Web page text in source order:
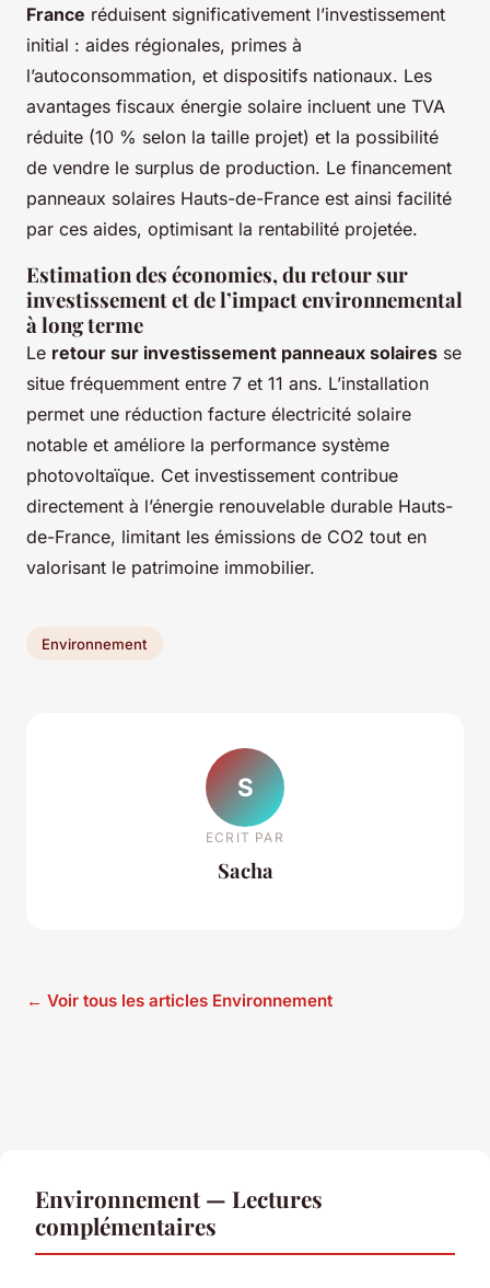
France réduisent significativement l’investissement
initial : aides régionales, primes à
l’autoconsommation, et dispositifs nationaux. Les
avantages fiscaux énergie solaire incluent une TVA
réduite (10 % selon la taille projet) et la possibilité
de vendre le surplus de production. Le financement
panneaux solaires Hauts-de-France est ainsi facilité
par ces aides, optimisant la rentabilité projetée.
Estimation des économies, du retour sur
investissement et de l’impact environnemental
à long terme
Le retour sur investissement panneaux solaires se
situe fréquemment entre 7 et 11 ans. L’installation
permet une réduction facture électricité solaire
notable et améliore la performance système
photovoltaïque. Cet investissement contribue
directement à l’énergie renouvelable durable Hauts-
de-France, limitant les émissions de CO2 tout en
valorisant le patrimoine immobilier.
Environnement
S
ECRIT PAR
Sacha
← Voir tous les articles Environnement
Environnement — Lectures
complémentaires